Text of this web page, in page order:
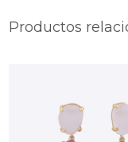
Productos